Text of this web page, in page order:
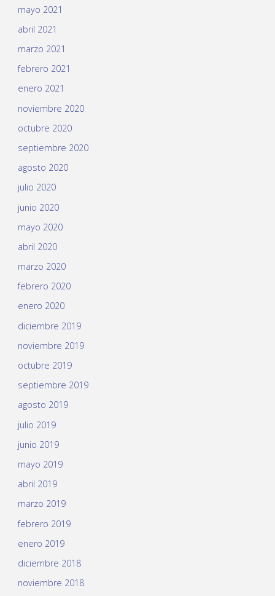
mayo 2021
abril 2021
marzo 2021
febrero 2021
enero 2021
noviembre 2020
octubre 2020
septiembre 2020
agosto 2020
julio 2020
junio 2020
mayo 2020
abril 2020
marzo 2020
febrero 2020
enero 2020
diciembre 2019
noviembre 2019
octubre 2019
septiembre 2019
agosto 2019
julio 2019
junio 2019
mayo 2019
abril 2019
marzo 2019
febrero 2019
enero 2019
diciembre 2018
noviembre 2018